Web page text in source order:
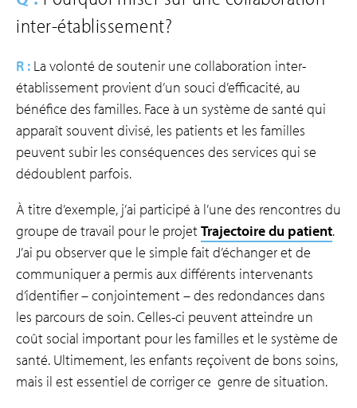
inter-établissement?
R : La volonté de soutenir une collaboration inter-
établissement provient d’un souci d’efficacité, au
bénéfice des familles. Face à un système de santé qui
apparaît souvent divisé, les patients et les familles
peuvent subir les conséquences des services qui se
dédoublent parfois.
À titre d’exemple, j’ai participé à l’une des rencontres du
groupe de travail pour le projetTrajectoire du patient.
J’ai pu observer que le simple fait d’échanger et de
communiquer a permis aux différents intervenants
d’identifier – conjointement – des redondances dans
les parcours de soin. Celles-ci peuvent atteindre un
coût social important pour les familles et le système de
santé. Ultimement, les enfants reçoivent de bons soins,
mais il est essentiel de corriger ce genre de situation.